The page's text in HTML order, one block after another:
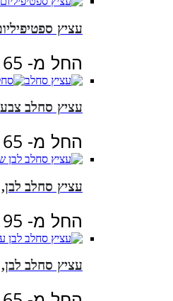
עציץ
החל מ-
עציץ סחלב
החל מ-
עציץ סחלב
החל מ-
עציץ סחלב